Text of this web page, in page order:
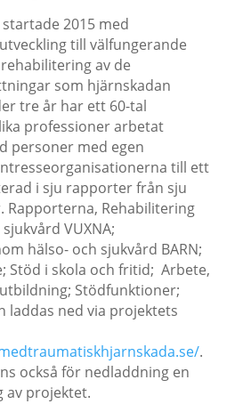
2015 med
till välfungerande
av de
som hjärnskadan
tre år har ett 60-tal
professioner arbetat
personer med egen
till ett
i sju rapporter från sju
Rapporterna, Rehabilitering
VUXNA;
hälso- och sjukvård BARN;
Stöd i skola och fritid; Arbete,
Stödfunktioner;
laddas ned via projektets
.
också för nedladdning en
av projektet.